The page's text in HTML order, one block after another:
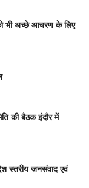
को भी अच्छे आचरण के लिए
की बैठक इंदौर में
स्तरीय जनसंवाद एवं